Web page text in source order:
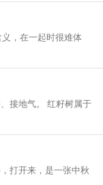
，在一起时很难体
接地气。 红籽树属于
打开来，是一张中秋